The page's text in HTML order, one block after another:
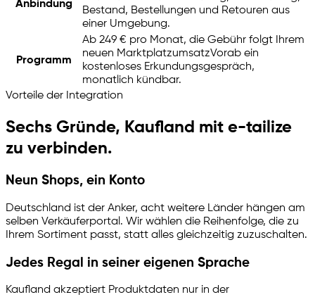
Anbindung
Bestand, Bestellungen und Retouren aus
einer Umgebung.
Programm
Ab 249 € pro Monat, die Gebühr folgt Ihrem
neuen MarktplatzumsatzVorab ein
kostenloses Erkundungsgespräch,
monatlich kündbar.
Vorteile der Integration
Sechs Gründe, Kaufland mit e-tailize
zu verbinden.
Neun Shops, ein Konto
Deutschland ist der Anker, acht weitere Länder hängen am
selben Verkäuferportal. Wir wählen die Reihenfolge, die zu
Ihrem Sortiment passt, statt alles gleichzeitig zuzuschalten.
Jedes Regal in seiner eigenen Sprache
Kaufland akzeptiert Produktdaten nur in der